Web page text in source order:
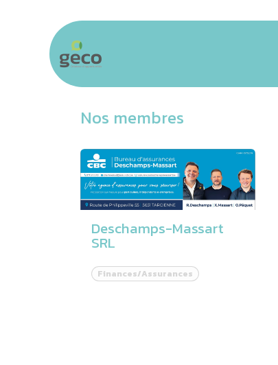
Se rendre au contenu
Nos membres
Deschamps-Massart
SRL
Finances/Assurances